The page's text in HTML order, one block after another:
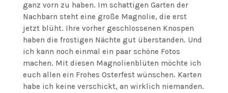
ganz vorn zu haben. Im schattigen Garten der
Nachbarn steht eine große Magnolie, die erst
jetzt blüht. Ihre vorher geschlossenen Knospen
haben die frostigen Nächte gut überstanden. Und
ich kann noch einmal ein paar schöne Fotos
machen. Mit diesen Magnolienblüten möchte ich
euch allen ein Frohes Osterfest wünschen. Karten
habe ich keine verschickt, an wirklich niemanden.